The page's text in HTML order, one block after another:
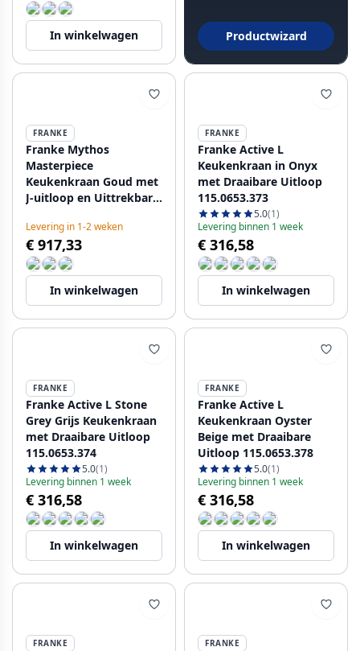
In winkelwagen Productwizard
FRANKE
Franke Mythos
Masterpiece
Keukenkraan Goud met
J-uitloop en Uittrekbare
115.0711.558
Levering in 1-2 weken
€ 917,33
In winkelwagen
FRANKE
Franke Active L
Keukenkraan in Onyx
met Draaibare Uitloop
115.0653.373
5.0(1)
Levering binnen 1 week
€ 316,58
In winkelwagen
FRANKE
Franke Active L Stone
Grey Grijs Keukenkraan
met Draaibare Uitloop
115.0653.374
5.0(1)
Levering binnen 1 week
€ 316,58
In winkelwagen
FRANKE
Franke Active L
Keukenkraan Oyster
Beige met Draaibare
Uitloop 115.0653.378
5.0(1)
Levering binnen 1 week
€ 316,58
In winkelwagen
FRANKE FRANKE